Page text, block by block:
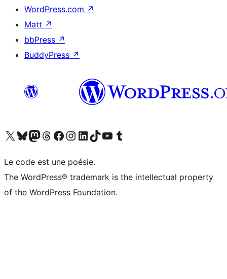
WordPress.com ↗
Matt ↗
bbPress ↗
BuddyPress ↗
Visitez notre compte X (précédemment Twitter)
Visiter notre compte Bluesky
Visiter notre compte Mastodon
Visiter notre compte Threads
Consulter notre compte Facebook
Consulter notre compte Instagram
Consulter notre compte LinkedIn
Visiter notre compte TokTok
Visiter notre chaîne YouTube
Visiter notre compte Tumblr
Le code est une poésie.
The WordPress® trademark is the intellectual property
of the WordPress Foundation.